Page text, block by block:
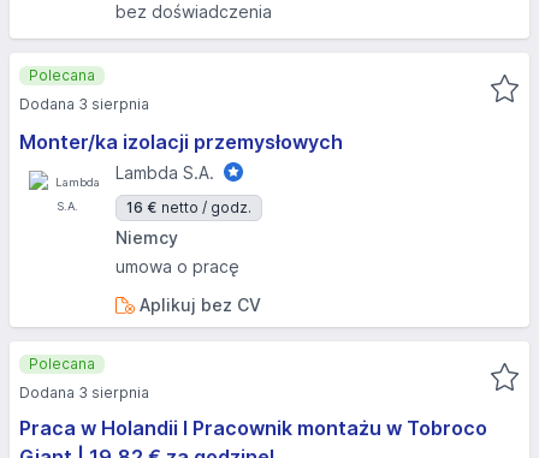
bez doświadczenia
Monter/ka izolacji przemysłowych
Lambda S.A.
16 € netto / godz.
Niemcy
umowa o pracę
Aplikuj bez CV
Polecana
Dodana 3 sierpnia
Praca w Holandii I Pracownik montażu w Tobroco
Polecana
Dodana 3 sierpnia